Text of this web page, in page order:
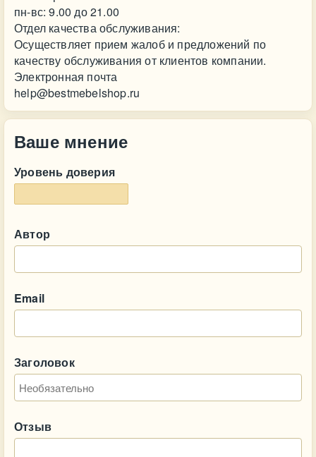
пн-вс: 9.00 до 21.00
Отдел качества обслуживания:
Осуществляет прием жалоб и предложений по
качеству обслуживания от клиентов компании.
Электронная почта
help@bestmebelshop.ru
Ваше мнение
Уровень доверия
Автор
Email
Заголовок
Отзыв